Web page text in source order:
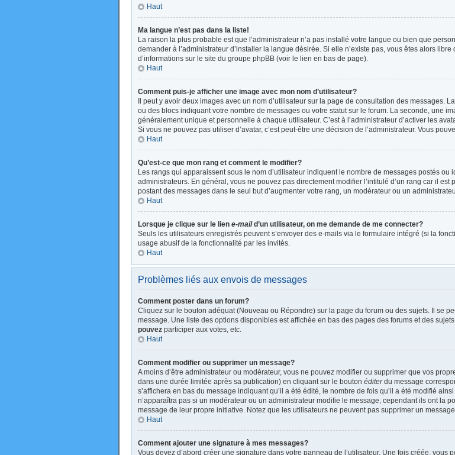
Haut
Ma langue n’est pas dans la liste!
La raison la plus probable est que l’administrateur n’a pas installé votre langue ou bien que
demander à l’administrateur d’installer la langue désirée. Si elle n’existe pas, vous êtes alors
d’informations sur le site du groupe phpBB (voir le lien en bas de page).
Haut
Comment puis-je afficher une image avec mon nom d’utilisateur?
Il peut y avoir deux images avec un nom d’utilisateur sur la page de consultation des messages.
ou des blocs indiquant votre nombre de messages ou votre statut sur le forum. La seconde, une
généralement unique et personnelle à chaque utilisateur. C’est à l’administrateur d’activer les
Si vous ne pouvez pas utiliser d’avatar, c’est peut-être une décision de l’administrateur. Vous
Haut
Qu’est-ce que mon rang et comment le modifier?
Les rangs qui apparaissent sous le nom d’utilisateur indiquent le nombre de messages postés
administrateurs. En général, vous ne pouvez pas directement modifier l’intitulé d’un rang car il est
postant des messages dans le seul but d’augmenter votre rang, un modérateur ou un
Haut
Lorsque je clique sur le lien e-maild’un utilisateur, on me demande de me connecter?
Seuls les utilisateurs enregistrés peuvent s’envoyer des e-mails via le formulaire intégré (si la
usage abusif de la fonctionnalité par les invités.
Haut
Problèmes liés aux envois de messages
Comment poster dans un forum?
Cliquez sur le bouton adéquat (Nouveau ou Répondre) sur la page du forum ou des sujets. Il se
message. Une liste des options disponibles est affichée en bas des pages des forums et des
pouvez participer aux votes, etc.
Haut
Comment modifier ou supprimer un message?
A moins d’être administrateur ou modérateur, vous ne pouvez modifier ou supprimer que vos
dans une durée limitée après sa publication) en cliquant sur le bouton éditerdu message
s’affichera en bas du message indiquant qu’il a été édité, le nombre de fois qu’il a été modifié
n’apparaîtra pas si un modérateur ou un administrateur modifie le message, cependant ils ont la
message de leur propre initiative. Notez que les utilisateurs ne peuvent pas supprimer un
Haut
Comment ajouter une signature à mes messages?
Vous devez d’abord créer une signature dans votre panneau de l’utilisateur. Une fois créée, vous